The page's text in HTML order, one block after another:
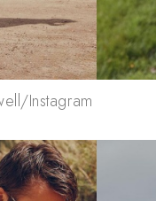
Instagram